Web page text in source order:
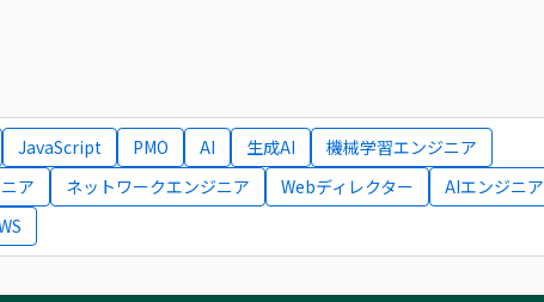
JavaScript PMO AI 生成AI
機械学習エンジニア
ア ネットワークエンジニア Webディレクター
AIエンジニア